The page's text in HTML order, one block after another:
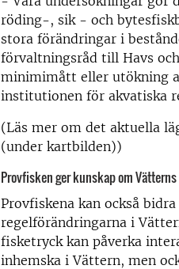
röding-, sik - och
stora förändringar i
förvaltningsråd till Havs
minimimått eller utökning
institutionen för akvatiska
(Läs mer om det aktuella
(under kartbilden))
Provfisken ger kunskap om
Provfiskena kan också
regelförändringarna i
fisketryck kan påverka
inhemska i Vättern, men